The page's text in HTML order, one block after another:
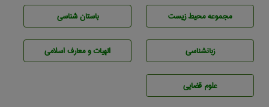
مجموعه محيط زيست باستان شناسی
زبانشناسی الهیات و معارف اسلامی
علوم قضایی